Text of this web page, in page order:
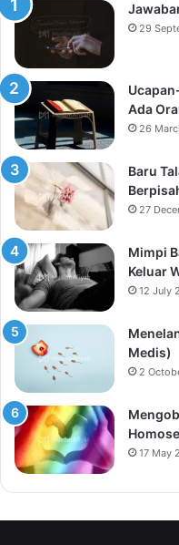
29
Ada
26
Baru
27
Mimpi
Keluar
12 July
Medis)
2
17 May